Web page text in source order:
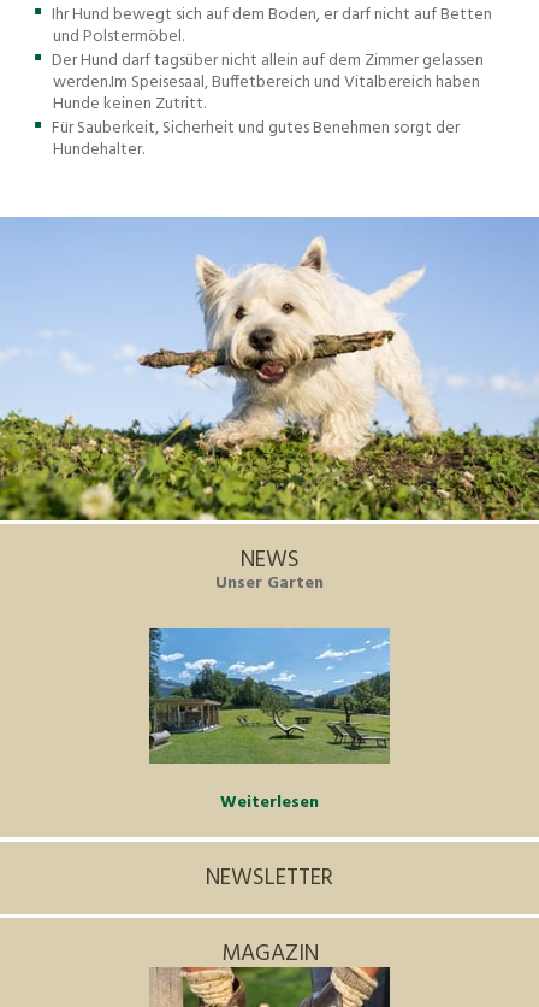
Ihr Hund bewegt sich auf dem Boden, er darf nicht auf Betten
und Polstermöbel.
Der Hund darf tagsüber nicht allein auf dem Zimmer gelassen
werden.Im Speisesaal, Buffetbereich und Vitalbereich haben
Hunde keinen Zutritt.
Für Sauberkeit, Sicherheit und gutes Benehmen sorgt der
Hundehalter.
NEWS
Unser Garten
Weiterlesen
NEWSLETTER
MAGAZIN